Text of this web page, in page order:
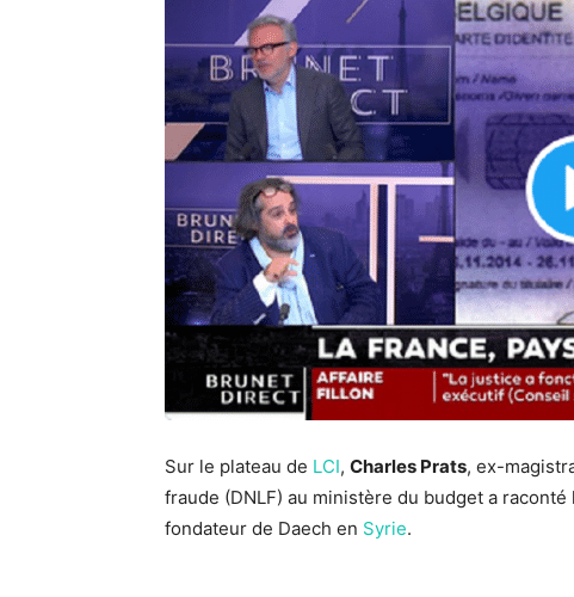
Sur le plateau de LCI, Charles Prats, ex-
fraude (DNLF) au ministère du budget a
fondateur de Daech en Syrie.